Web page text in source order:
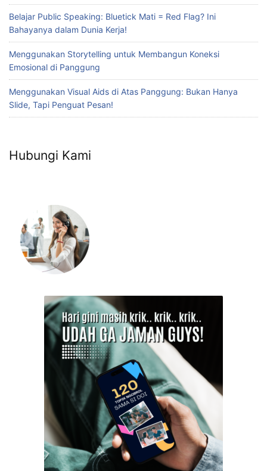
Belajar Public Speaking: Bluetick Mati = Red Flag? Ini
Bahayanya dalam Dunia Kerja!
Menggunakan Storytelling untuk Membangun Koneksi
Emosional di Panggung
Menggunakan Visual Aids di Atas Panggung: Bukan Hanya
Slide, Tapi Penguat Pesan!
Hubungi Kami